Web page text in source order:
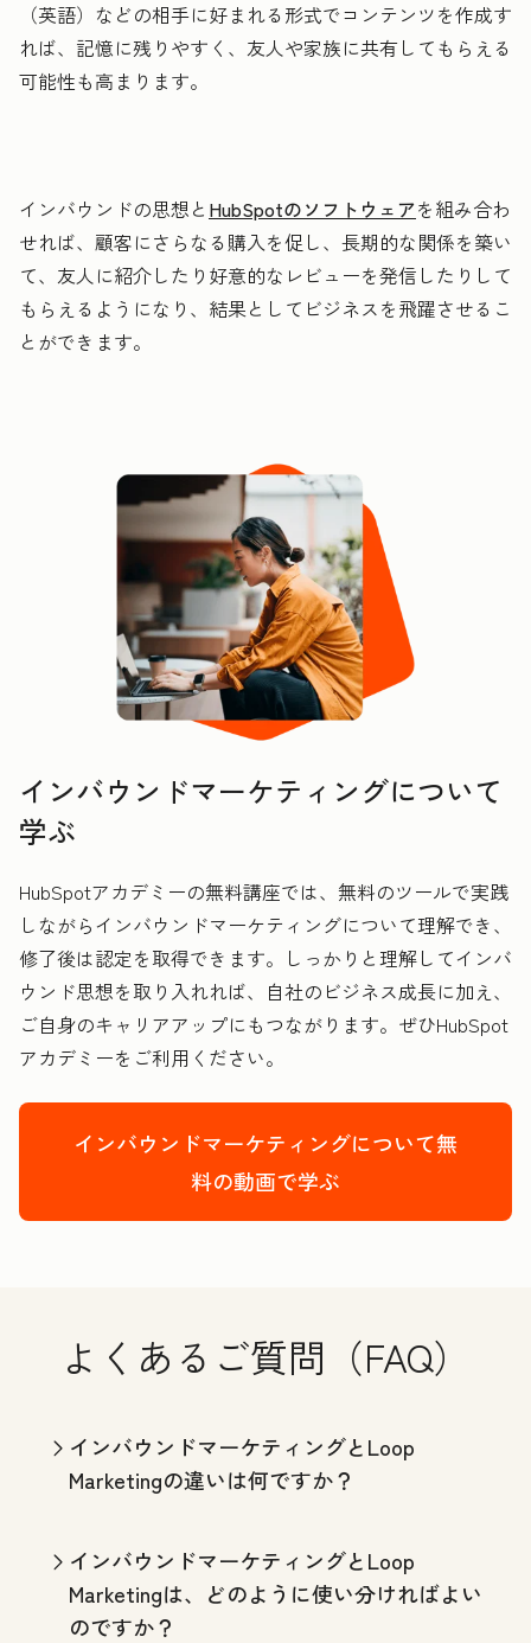
（英語）などの相手に好まれる形式でコンテンツを作成す
れば、記憶に残りやすく、友人や家族に共有してもらえる
可能性も高まります。
インバウンドの思想と HubSpotのソフトウェアを組み合わ
せれば、顧客にさらなる購入を促し、長期的な関係を築い
て、友人に紹介したり好意的なレビューを発信したりして
もらえるようになり、結果としてビジネスを飛躍させるこ
とができます。
インバウンドマーケティングについて
学ぶ
HubSpotアカデミーの無料講座では、無料のツールで実践
しながらインバウンドマーケティングについて理解でき、
修了後は認定を取得できます。しっかりと理解してインバ
ウンド思想を取り入れれば、自社のビジネス成長に加え、
ご自身のキャリアアップにもつながります。ぜひHubSpot
アカデミーをご利用ください。
インバウンドマーケティングについて無
料の動画で学ぶ
よくあるご質問（FAQ）
インバウンドマーケティングとLoop
Marketingの違いは何ですか？
インバウンドマーケティングとLoop
Marketingは、どのように使い分ければよい
のですか？